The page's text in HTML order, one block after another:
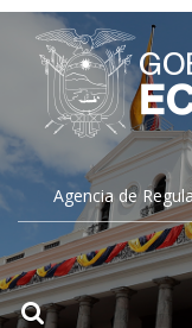
Agencia de